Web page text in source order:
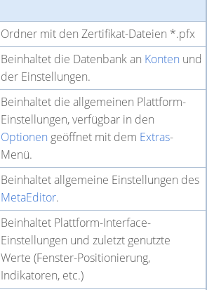
Ordner mit den Zertifikat-Dateien *.pfx
Beinhaltet die Datenbank an Konten und
der Einstellungen.
Beinhaltet die allgemeinen Plattform-
Einstellungen, verfügbar in den
Optionen geöffnet mit dem Extras-
Menü.
Beinhaltet allgemeine Einstellungen des
MetaEditor.
Beinhaltet Plattform-Interface-
Einstellungen und zuletzt genutzte
Werte (Fenster-Positionierung,
Indikatoren, etc.)